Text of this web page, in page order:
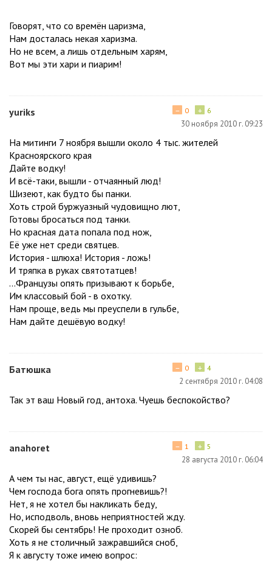
Говорят, что со времён царизма,
Нам досталась некая харизма.
Но не всем, а лишь отдельным харям,
Вот мы эти хари и пиарим!
yuriks + 6
− 0
30 ноября 2010 г. 09:23
На митинги 7 ноября вышли около 4 тыс. жителей
Красноярского края
Дайте водку!
И всё-таки, вышли - отчаянный люд!
Шизеют, как будто бы панки.
Хоть строй буржуазный чудовищно лют,
Готовы бросаться под танки.
Но красная дата попала под нож,
Её уже нет среди святцев.
История - шлюха! История - ложь!
И тряпка в руках святотатцев!
...Французы опять призывают к борьбе,
Им классовый бой - в охотку.
Нам проще, ведь мы преуспели в гульбе,
Нам дайте дешёвую водку!
Батюшка + 4
− 0
2 сентября 2010 г. 04:08
Так эт ваш Новый год, антоха. Чуешь беспокойство?
anahoret + 5
− 1
28 августа 2010 г. 06:04
А чем ты нас, август, ещё удивишь?
Чем господа бога опять прогневишь?!
Нет, я не хотел бы накликать беду,
Но, исподволь, вновь неприятностей жду.
Скорей бы сентябрь! Не проходит озноб.
Хоть я не столичный зажравшийся сноб,
Я к августу тоже имею вопрос: